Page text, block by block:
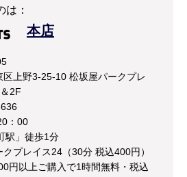
は：
本店
区上野3-25-10 松坂屋パークプレ
2F
：00
駅」徒歩1分
プレイス24（30分 税込400円）
円以上ご購入で1時間無料・税込